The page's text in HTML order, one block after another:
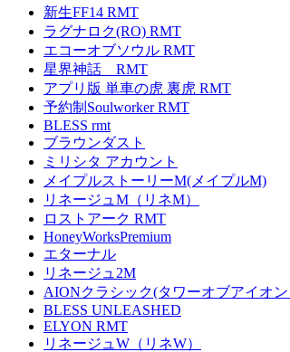
新生FF14 RMT
ラグナロク(RO) RMT
エコーオブソウル RMT
星界神話 RMT
アプリ版 単車の虎 裏虎 RMT
予約制Soulworker RMT
BLESS rmt
ブラウンダスト
ミリシタ アカウント
メイプルストーリーM(メイプルM)
リネージュM（リネM）
ロストアーク RMT
HoneyWorksPremium
エターナル
リネージュ2M
AIONクラシック(タワーオブアイオ
BLESS UNLEASHED
ELYON RMT
リネージュW（リネW）